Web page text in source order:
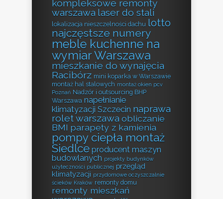
kompleksowe remonty
warszawa laser do stali
lokalizacja nieszczelności dachu lotto
najczęstsze numery
meble kuchenne na
wymiar Warszawa
mieszkanie do wynajęcia
Racibórz mini koparka w Warszawie
montaż hal stalowych montaż okien pcv
Poznań Nadzór i outsourcing BHP
Warszawa napełnianie
klimatyzacji Szczecin naprawa
rolet warszawa obliczanie
BMI parapety z kamienia
pompy ciepła montaż
Siedlce producent maszyn
budowlanych projekty budynków
użyteczności publicznej przegląd
klimatyzacji przydomowe oczyszczalnie
ścieków Kraków remonty domu
remonty mieszkań